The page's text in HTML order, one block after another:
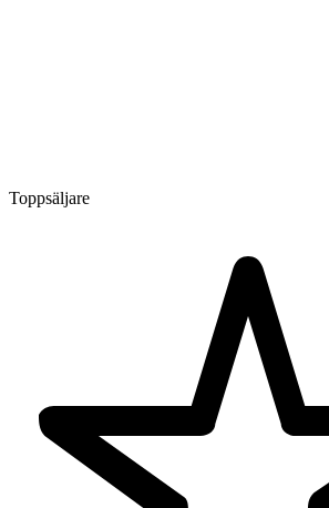
Toppsäljare